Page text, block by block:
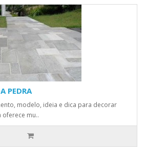
PEDRA
modelo, ideia e dica para decorar
oferece mu..